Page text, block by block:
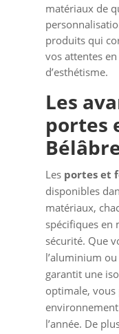
matériaux de
produits qui
vos attentes
d’esthétisme.
Les
portes
Les portes et
disponibles
matériaux,
spécifiques en
sécurité. Que
l’aluminium
garantit une
optimale,
l’année. De